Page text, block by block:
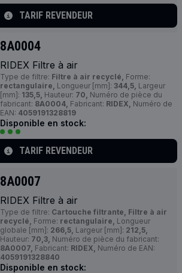
TARIF REVENDEUR
8A0004
RIDEX Filtre à air
Type de filtre: Filtre à air recyclé, Forme:
rectangulaire, Longueur [mm]: 344,5, Largeur
[mm]: 135,5, Hauteur: 70, Numéro de pièce du
fabricant: 8A0004, Fabricant: RIDEX, Numéro de
EAN: 4059191328819
Disponible en stock:
TARIF REVENDEUR
8A0007
RIDEX Filtre à air
Type de filtre: Cartouche filtrante, Filtre à air
recyclé, Forme: rectangulaire, Longueur
globale [mm]: 266,5, Largeur [mm]: 212,5,
Hauteur: 70,3, Numéro de pièce du fabricant:
8A0007, Fabricant: RIDEX, Numéro de EAN:
4059191328840
Disponible en stock: